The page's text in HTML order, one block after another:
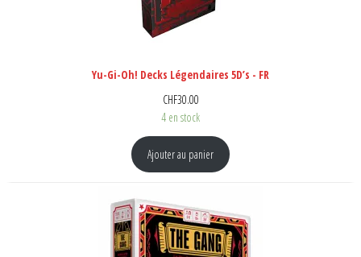
Yu-Gi-Oh! Decks Légendaires 5D’s - FR
CHF30.00
4 en stock
Ajouter au panier